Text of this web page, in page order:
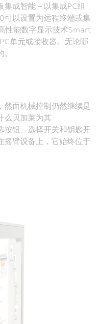
成智能 – 以集成PC组
以设置为远程终端或集
性能数字显示技术Smart
单元或接收器。无论哪
然而机械控制仍然继续是
么贝加莱为其
钮、选择开关和钥匙开
摇臂设备上，它始终位于